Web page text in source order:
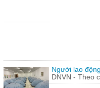
Người lao
DNVN - Theo